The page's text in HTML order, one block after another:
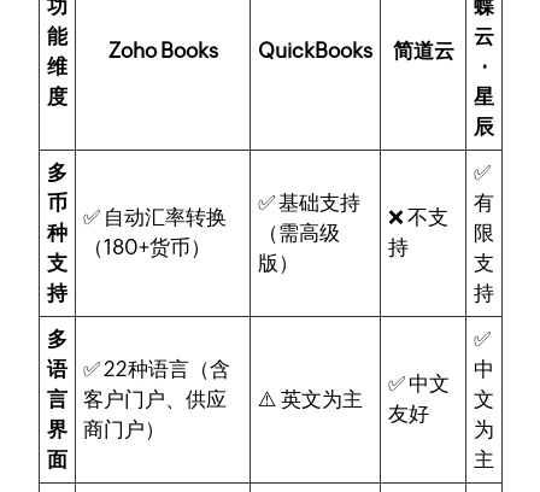
功
能
维
度
Zoho Books QuickBooks 简道云
蝶
云
·
星
辰
多
币
种
支
持
✅ 自动汇率转换
（180+货币）
✅ 基础支持
（需高级
版）
❌ 不支
持
✅
有
限
支
持
多
语
言
界
面
✅ 22种语言（含
客户门户、供应
商门户）
⚠️ 英文为主
✅ 中文
友好
✅
中
文
为
主